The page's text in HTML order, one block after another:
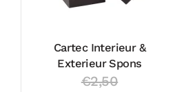
Cartec Interieur &
Exterieur Spons
€2,50